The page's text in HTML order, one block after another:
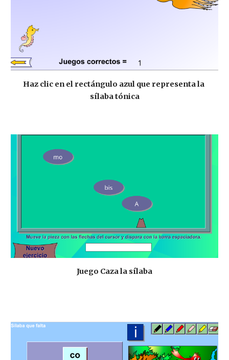
Haz clic en el rectángulo azul que representa la
sílaba tónica
Juego Caza la sílaba